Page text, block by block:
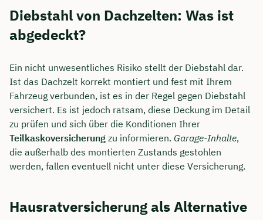
Diebstahl von Dachzelten: Was ist
abgedeckt?
Ein nicht unwesentliches Risiko stellt der Diebstahl dar.
Ist das Dachzelt korrekt montiert und fest mit Ihrem
Fahrzeug verbunden, ist es in der Regel gegen Diebstahl
versichert. Es ist jedoch ratsam, diese Deckung im Detail
zu prüfen und sich über die Konditionen Ihrer
Teilkaskoversicherung zu informieren. Garage-Inhalte,
die außerhalb des montierten Zustands gestohlen
werden, fallen eventuell nicht unter diese Versicherung.
Hausratversicherung als Alternative